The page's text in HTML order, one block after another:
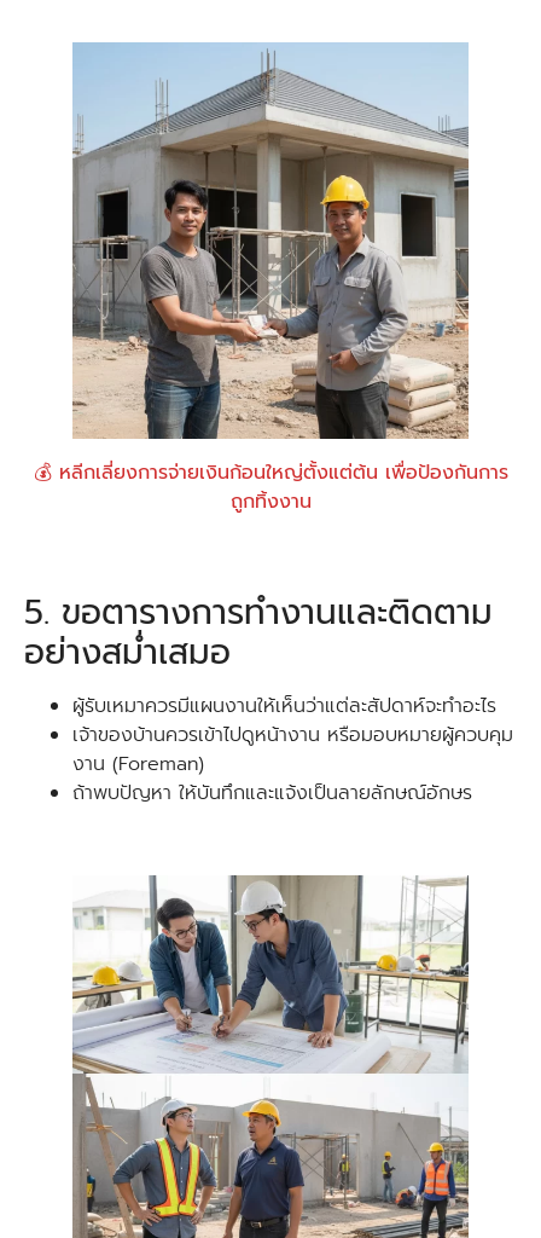
💰 หลีกเลี่ยงการจ่ายเงินก้อนใหญ่ตั้งแต่ต้น เพื่อป้องกันการ
ถูกทิ้งงาน
5. ขอตารางการทำงานและติดตาม
อย่างสม่ำเสมอ
ผู้รับเหมาควรมีแผนงานให้เห็นว่าแต่ละสัปดาห์จะทำอะไร
เจ้าของบ้านควรเข้าไปดูหน้างาน หรือมอบหมายผู้ควบคุม
งาน (Foreman)
ถ้าพบปัญหา ให้บันทึกและแจ้งเป็นลายลักษณ์อักษร